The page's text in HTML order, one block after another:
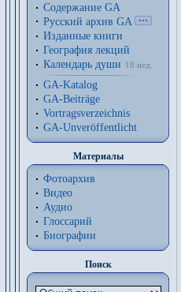
Содержание GA
Русский архив GA
Изданные книги
География лекций
Календарь души
18 нед.
GA-Katalog
GA-Beiträge
Vortragsverzeichnis
GA-Unveröffentlicht
Материалы
Фотоархив
Видео
Аудио
Глоссарий
Биографии
Поиск